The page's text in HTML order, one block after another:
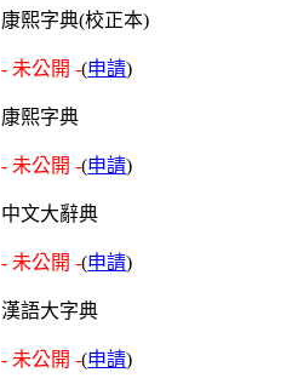
康熙字典(校正本)
- 未公開 -(申請)
康熙字典
- 未公開 -(申請)
中文大辭典
- 未公開 -(申請)
漢語大字典
- 未公開 -(申請)